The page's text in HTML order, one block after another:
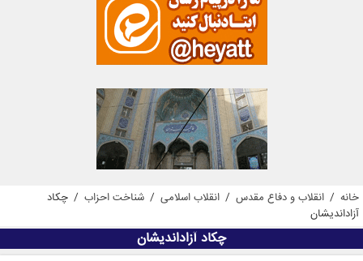
خانه / انقلاب و دفاع مقدس / انقلاب اسلامی / شناخت احزاب / چکاد
آزاداندیشان
چکاد آزاداندیشان